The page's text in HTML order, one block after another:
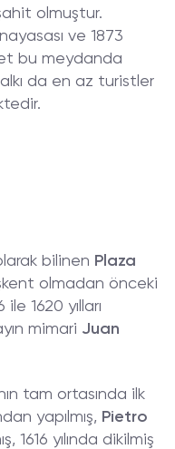
olmuştur.
ve 1873
bu meydanda
da en az turistler
bilinen Plaza
olmadan önceki
1620 yılları
mimari Juan
tam ortasında ilk
yapılmış, Pietro
1616 yılında dikilmiş